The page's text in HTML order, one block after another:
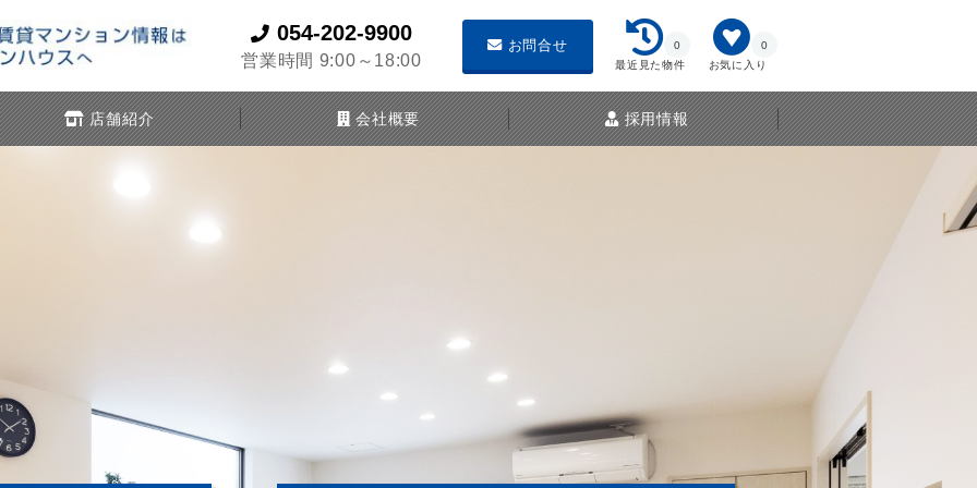
お気に入り
0
最近見た物件
0
お問合せ
054-202-9900
営業時間 9:00～18:00
店舗紹介 会社概要 採用情報